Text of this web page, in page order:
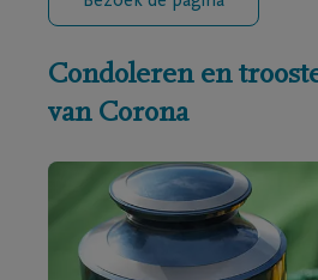
Condoleren en
van Corona